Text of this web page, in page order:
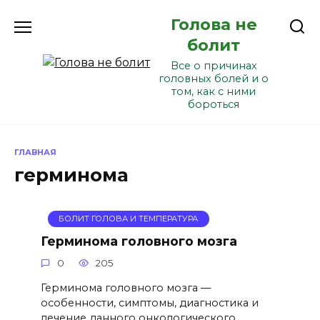
Голова не
болит
Все о причинах
головных болей и о
том, как с ними
бороться
ГЛАВНАЯ
герминома
БОЛИТ ГОЛОВА И ТЕМПЕРАТУРА
Герминома головного мозга
0 205
Герминома головного мозга —
особенности, симптомы, диагностика и